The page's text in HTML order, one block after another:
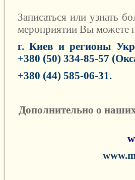
Записаться или узнать
мероприятии Вы можете
г. Киев и регионы
+380 (50) 334-85-57
+380 (44) 585-06-31.
Дополнительно о
www.